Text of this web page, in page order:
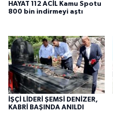
HAYAT 112 ACİL Kamu Spotu
800 bin indirmeyi aştı
İŞÇİ LİDERİ ŞEMSİ DENİZER,
KABRİ BAŞINDA ANILDI